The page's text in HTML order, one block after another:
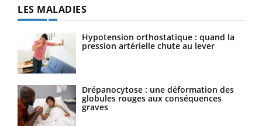
LES MALADIES
Hypotension orthostatique : quand la
pression artérielle chute au lever
Drépanocytose : une déformation des
globules rouges aux conséquences
graves